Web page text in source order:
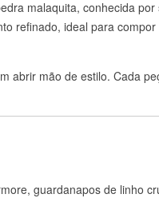
malaquita, conhecida por
refinado, ideal para
abrir mão de estilo. Cada
guardanapos de linho